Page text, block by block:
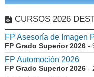
CURSOS 2026
FP Asesoría de Imagen
FP Grado Superior 2026 -
FP Automoción 2026
FP Grado Superior 2026 -